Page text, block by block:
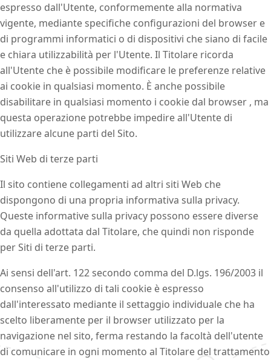
espresso dall'Utente, conformemente alla normativa
vigente, mediante specifiche configurazioni del browser e
di programmi informatici o di dispositivi che siano di facile
e chiara utilizzabilità per l'Utente. Il Titolare ricorda
all'Utente che è possibile modificare le preferenze relative
ai cookie in qualsiasi momento. È anche possibile
disabilitare in qualsiasi momento i cookie dal browser , ma
questa operazione potrebbe impedire all'Utente di
utilizzare alcune parti del Sito.
Siti Web di terze parti
Il sito contiene collegamenti ad altri siti Web che
dispongono di una propria informativa sulla privacy.
Queste informative sulla privacy possono essere diverse
da quella adottata dal Titolare, che quindi non risponde
per Siti di terze parti.
Ai sensi dell'art. 122 secondo comma del D.lgs. 196/2003 il
consenso all'utilizzo di tali cookie è espresso
dall'interessato mediante il settaggio individuale che ha
scelto liberamente per il browser utilizzato per la
navigazione nel sito, ferma restando la facoltà dell'utente
di comunicare in ogni momento al Titolare del trattamento